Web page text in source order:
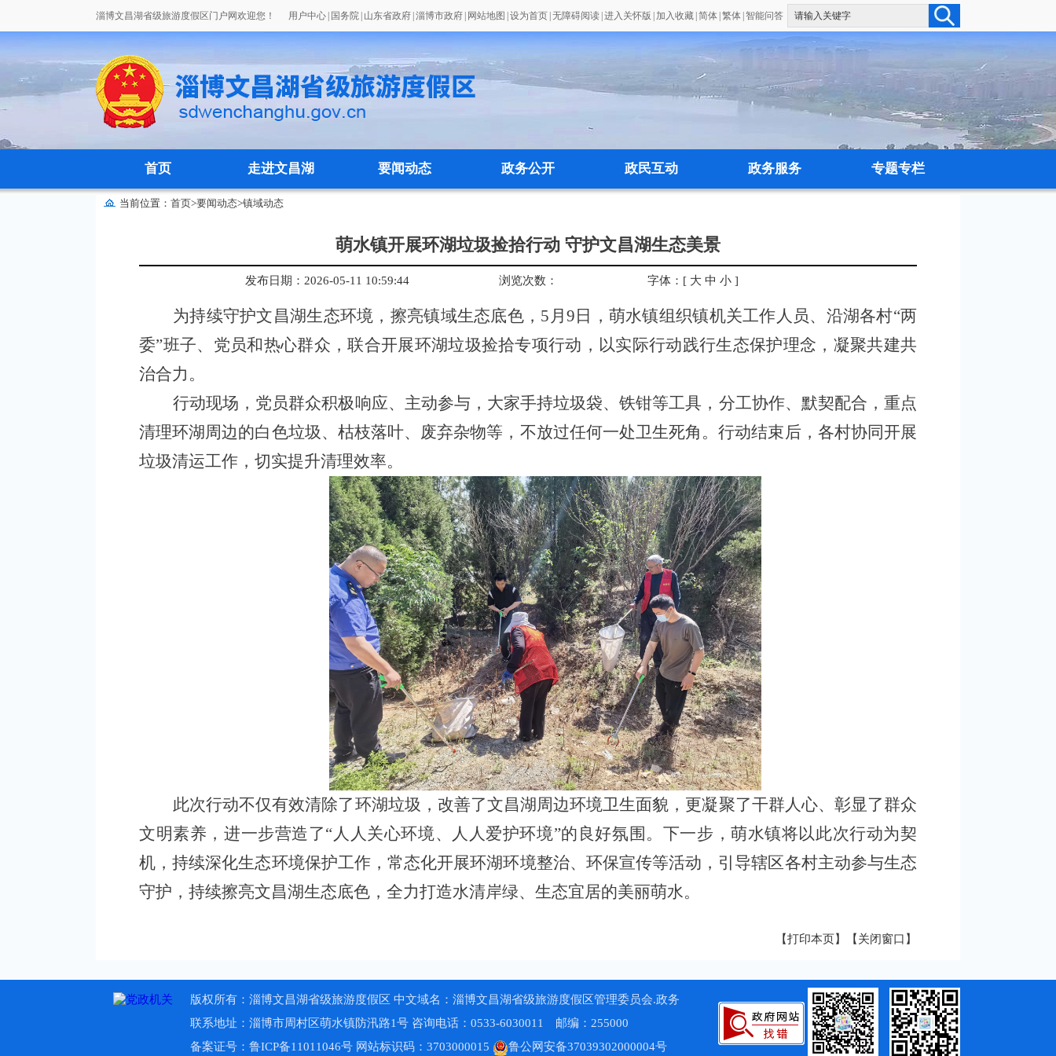
淄博文昌湖省级旅游度假区门户网欢迎您！ 用户中心 国务院 山东省政府 淄博市政府 网站地图 设为首页 无障碍阅读 进入关怀版 加入收藏 简体 繁体 智能问答
首页 走进文昌湖 要闻动态 政务公开 政民互动 政务服务 专题专栏
当前位置： 首页>要闻动态>镇域动态
萌水镇开展环湖垃圾捡拾行动 守护文昌湖生态美景
发布日期：2026-05-11 10:59:44 浏览次数： 字体：[ 大 中 小]
为持续守护文昌湖生态环境，擦亮镇域生态底色，5月9日，萌水镇组织镇机关工作人员、沿湖各村“两
委”班子、党员和热心群众，联合开展环湖垃圾捡拾专项行动，以实际行动践行生态保护理念，凝聚共建共
治合力。
行动现场，党员群众积极响应、主动参与，大家手持垃圾袋、铁钳等工具，分工协作、默契配合，重点
清理环湖周边的白色垃圾、枯枝落叶、废弃杂物等，不放过任何一处卫生死角。行动结束后，各村协同开展
垃圾清运工作，切实提升清理效率。
此次行动不仅有效清除了环湖垃圾，改善了文昌湖周边环境卫生面貌，更凝聚了干群人心、彰显了群众
文明素养，进一步营造了“人人关心环境、人人爱护环境”的良好氛围。下一步，萌水镇将以此次行动为契
机，持续深化生态环境保护工作，常态化开展环湖环境整治、环保宣传等活动，引导辖区各村主动参与生态
守护，持续擦亮文昌湖生态底色，全力打造水清岸绿、生态宜居的美丽萌水。
【打印本页】 【关闭窗口】
版权所有：淄博文昌湖省级旅游度假区 中文域名：淄博文昌湖省级旅游度假区管理委员会.政务
联系地址：淄博市周村区萌水镇防汛路1号 咨询电话：0533-6030011 邮编：255000
备案证号：鲁ICP备11011046号 网站标识码：3703000015 鲁公网安备37039302000004号